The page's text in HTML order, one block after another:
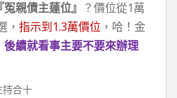
親債主蓮位』 ？價位從1萬
， 指示到1.3萬價位 ，哈！金
後續就看事主要不要來辦理
合十